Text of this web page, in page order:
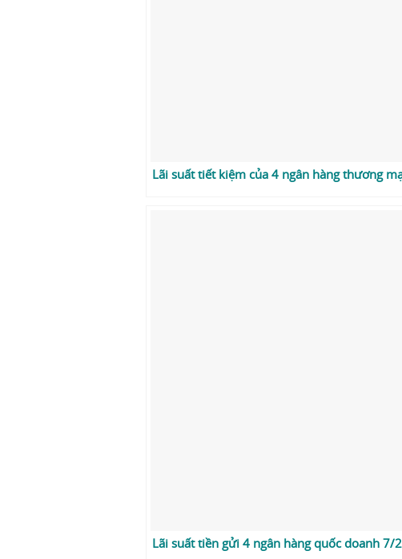
Lãi suất tiết kiệm của 4 ngân hàng thương
Lãi suất tiền gửi 4 ngân hàng quốc doanh 7/